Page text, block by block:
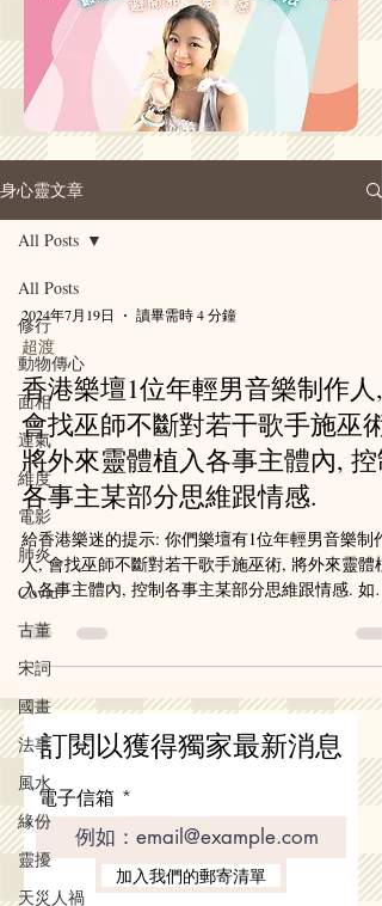
身心靈文章
All Posts
修行
動物傳心
面相
運氣
維度
電影
肺炎
Covid
古董
宋詞
國畫
法事
風水
緣份
靈擾
天災人禍
All Posts
2024年7月19日 讀畢需時 4 分鐘
超渡
香港樂壇1位年輕男音樂制作人,
會找巫師不斷對若干歌手施巫術,
將外來靈體植入各事主體內, 控
各事主某部分思維跟情感.
給香港樂迷的提示: 你們樂壇有1位年輕男音樂制作
人, 會找巫師不斷對若干歌手施巫術, 將外來靈體植
入各事主體內, 控制各事主某部分思維跟情感. 如你
點異常, 或是MV有種莫名的暗黑, 那代表有機會已
為該制作人的獵物....
訂閱以獲得獨家最新消息
電子信箱
加入我們的郵寄清單